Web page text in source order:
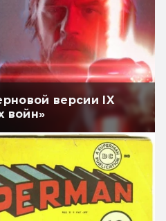
версии IX
войн»